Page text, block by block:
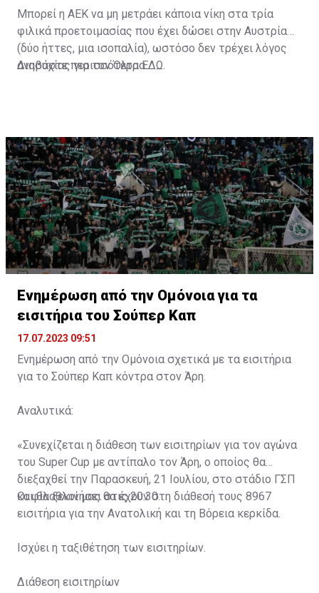
Μπορεί η ΑΕΚ να μη μετράει κάποια νίκη στα τρία
φιλικά προετοιμασίας που έχει δώσει στην Αυστρία
(δύο ήττες, μια ισοπαλία), ωστόσο δεν τρέχει λόγος
ανησυχίας για τον Όλτρα.
Διαβάστε περισσότεραΕΔΩ.
Ενημέρωση από την Ομόνοια για τα
εισιτήρια του Σούπερ Καπ
17.07.2023 09:51
Ενημέρωση από την Ομόνοια σχετικά με τα εισιτήρια
για το Σούπερ Καπ κόντρα στον Άρη.
Αναλυτικά:
«Συνεχίζεται η διάθεση των εισιτηρίων για τον αγώνα
του Super Cup με αντίπαλο τον Άρη, ο οποίος θα
διεξαχθεί την Παρασκευή, 21 Ιουλίου, στο στάδιο ΓΣΠ
και θα ξεκινήσει στις 20:30.
Οι φίλαθλοί μας θα έχουν στη διάθεσή τους 8967
εισιτήρια για την Ανατολική και τη Βόρεια κερκίδα.
Ισχύει η ταξιθέτηση των εισιτηρίων.
Διάθεση εισιτηρίων